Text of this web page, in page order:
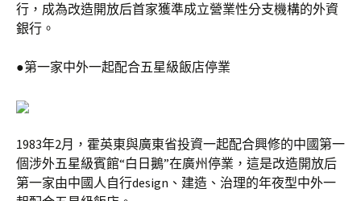
行，成為改造開放后首家獲準成立營業性分支機構的外資
銀行。
●第一家中外一起配合五星級飯店停業
1983年2月，霍英東與廣東省投資一起配合興修的中國第一
個涉外五星級賓館“白日鵝”在廣州停業，這是改造開放后
第一家由中國人自行design、建造、治理的年夜型中外一